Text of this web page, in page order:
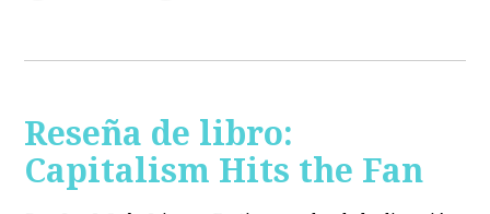
Reseña de libro:
Capitalism Hits the Fan